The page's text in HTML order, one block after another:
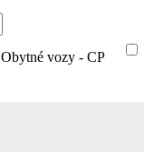
Obytné vozy - CP